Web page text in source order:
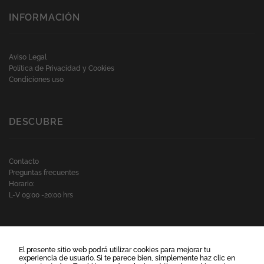
INFORMACIÓN
Aviso Legal
Política de Privacidad y Cookies
Condiciones uso
DESCUBRE
Contacto
Preguntas frecuentes
Horario:
L-V 09:00 -20:00 hrs
El presente sitio web podrá utilizar cookies para mejorar tu
experiencia de usuario. Si te parece bien, simplemente haz clic en